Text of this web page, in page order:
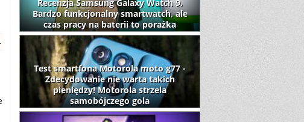
Recenzja Samsung Galaxy Watch 9.
Bardzo funkcjonalny smartwatch, ale
czas pracy na baterii to porażka
Test smartfona Motorola moto g77 -
Zdecydowanie nie warta takich
pieniędzy! Motorola strzela
samobójczego gola